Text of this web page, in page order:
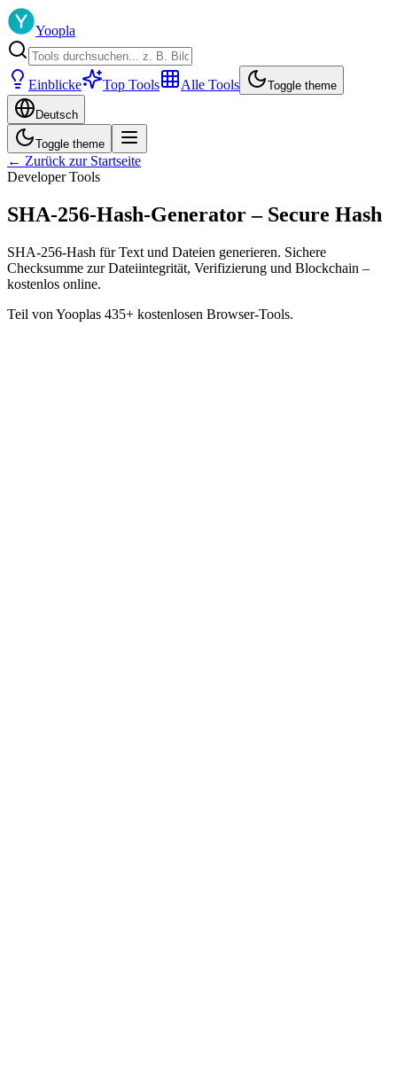
Yoopla
Einblicke Top Tools Alle Tools Toggle theme
Deutsch
Toggle theme
← Zurück zur Startseite
Developer Tools
SHA-256-Hash-Generator – Secure Hash
SHA-256-Hash für Text und Dateien generieren. Sichere
Checksumme zur Dateiintegrität, Verifizierung und Blockchain –
kostenlos online.
Teil von Yooplas 435+ kostenlosen Browser-Tools.